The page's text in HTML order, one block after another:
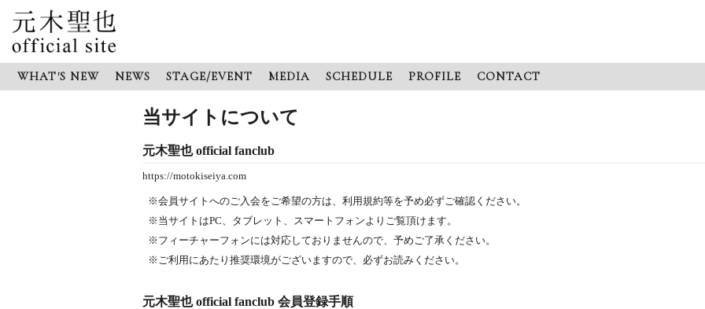
WHAT'S NEW NEWS STAGE/EVENT MEDIA SCHEDULE PROFILE CONTACT
当サイトについて
元木聖也 official fanclub
https://motokiseiya.com
※会員サイトへのご入会をご希望の方は、利用規約等を予め必ずご確認ください。
※当サイトはPC、タブレット、スマートフォンよりご覧頂けます。
※フィーチャーフォンには対応しておりませんので、予めご了承ください。
※ご利用にあたり推奨環境がございますので、必ずお読みください。
元木聖也 official fanclub 会員登録手順